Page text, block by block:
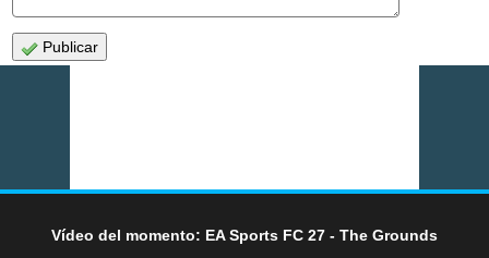
Publicar
Vídeo del momento: EA Sports FC 27 - The Grounds